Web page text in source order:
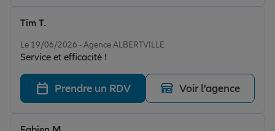
Le 19/06/2026 - Agence ALBERTVILLE
Service et efficacité !
Tim T.
Prendre un RDV Voir l'agence